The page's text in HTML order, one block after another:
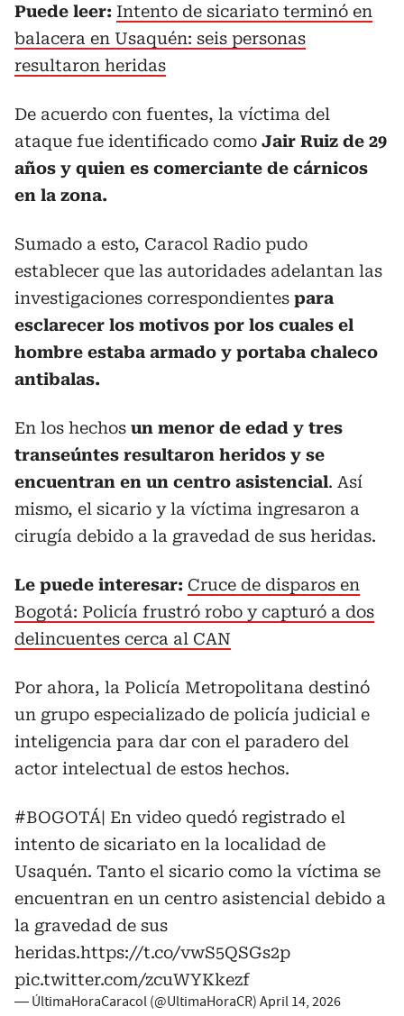
Puede leer: Intento de sicariato terminó en
balacera en Usaquén: seis personas
resultaron heridas
De acuerdo con fuentes, la víctima del
ataque fue identificado como Jair Ruiz de 29
años y quien es comerciante de cárnicos
en la zona.
Sumado a esto, Caracol Radio pudo
establecer que las autoridades adelantan las
investigaciones correspondientes para
esclarecer los motivos por los cuales el
hombre estaba armado y portaba chaleco
antibalas.
En los hechos un menor de edad y tres
transeúntes resultaron heridos y se
encuentran en un centro asistencial. Así
mismo, el sicario y la víctima ingresaron a
cirugía debido a la gravedad de sus heridas.
Le puede interesar: Cruce de disparos en
Bogotá: Policía frustró robo y capturó a dos
delincuentes cerca al CAN
Por ahora, la Policía Metropolitana destinó
un grupo especializado de policía judicial e
inteligencia para dar con el paradero del
actor intelectual de estos hechos.
#BOGOTÁ| En video quedó registrado el
intento de sicariato en la localidad de
Usaquén. Tanto el sicario como la víctima se
encuentran en un centro asistencial debido a
la gravedad de sus
heridas.https://t.co/vwS5QSGs2p
pic.twitter.com/zcuWYKkezf
— ÚltimaHoraCaracol (@UltimaHoraCR) April 14, 2026